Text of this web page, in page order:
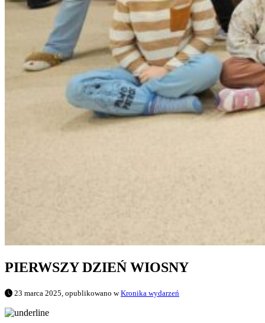
PIERWSZY DZIEŃ WIOSNY
23 marca 2025, opublikowano wKronika wydarzeń